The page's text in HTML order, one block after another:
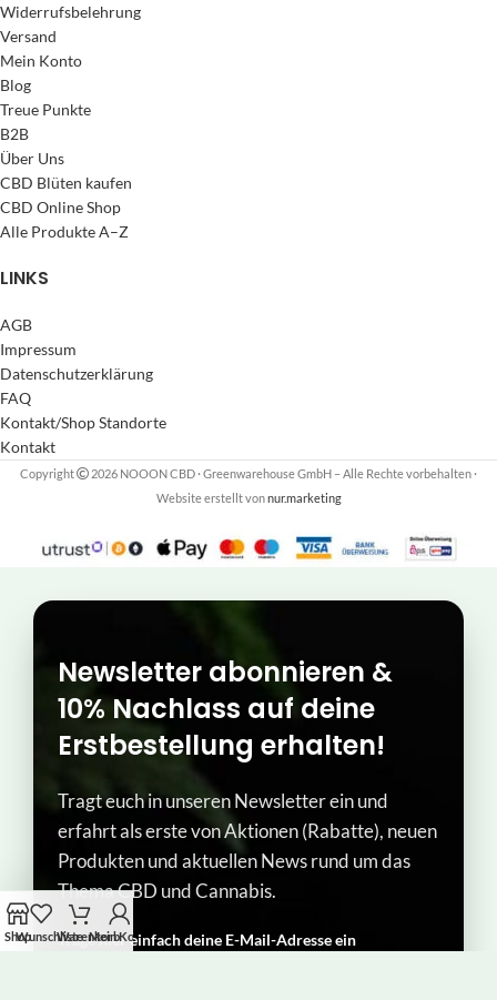
Widerrufsbelehrung
Versand
Mein Konto
Blog
Treue Punkte
B2B
Über Uns
CBD Blüten kaufen
CBD Online Shop
Alle Produkte A–Z
LINKS
AGB
Impressum
Datenschutzerklärung
FAQ
Kontakt/Shop Standorte
Kontakt
Copyright 2026 NOOON CBD · Greenwarehouse GmbH – Alle Rechte vorbehalten·
Website erstellt vonnur.marketing
Newsletter abonnieren &
10% Nachlass auf deine
Erstbestellung erhalten!
Tragt euch in unseren Newsletter ein und
erfahrt als erste von Aktionen (Rabatte), neuen
Produkten und aktuellen News rund um das
Thema CBD und Cannabis.
Trage hier einfach deine E-Mail-Adresse ein​
ShopWunschlisteWarenkorbMein Konto